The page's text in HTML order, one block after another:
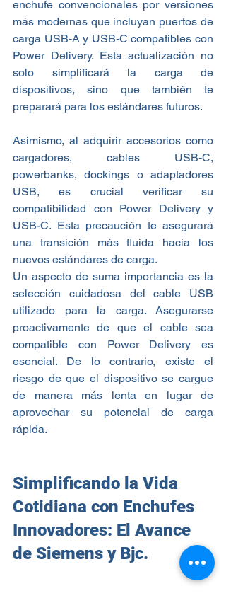
enchufe convencionales por versiones
más modernas que incluyan puertos de
carga USB-A y USB-C compatibles con
Power Delivery. Esta actualización no
solo simplificará la carga de
dispositivos, sino que también te
preparará para los estándares futuros.
Asimismo, al adquirir accesorios como
cargadores, cables USB-C,
powerbanks, dockings o adaptadores
USB, es crucial verificar su
compatibilidad con Power Delivery y
USB-C. Esta precaución te asegurará
una transición más fluida hacia los
nuevos estándares de carga.
Un aspecto de suma importancia es la
selección cuidadosa del cable USB
utilizado para la carga. Asegurarse
proactivamente de que el cable sea
compatible con Power Delivery es
esencial. De lo contrario, existe el
riesgo de que el dispositivo se cargue
de manera más lenta en lugar de
aprovechar su potencial de carga
rápida.
Simplificando la Vida
Cotidiana con Enchufes
Innovadores: El Avance
de Siemens y Bjc.